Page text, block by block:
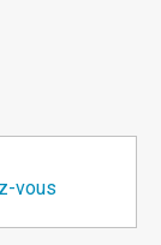
vous